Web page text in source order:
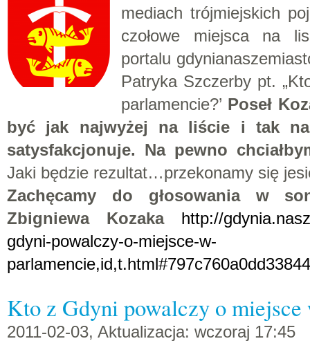
mediach trójmiejskich
czołowe miejsca na
portalu
Patryka Szczerby pt.
parlamencie?’ Poseł
być jak najwyżej na liście i tak
satysfakcjonuje. Na pewno
Jaki będzie rezultat…przekonamy się
Zachęcamy do głosowania w
Zbigniewa Kozaka
http://
gdyni-powalczy-o-miejsce-w-
Kto z Gdyni powalczy o miejsce
2011-02-03, Aktualizacja: wczoraj 17:45